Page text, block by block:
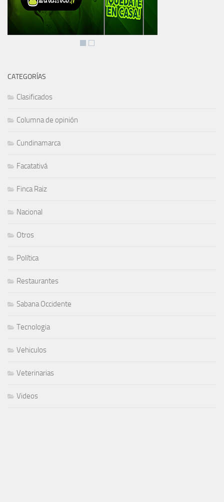
CATEGORÍAS
Clasificados
Columna de opinión
Cundinamarca
Facatativá
Finca Raiz
Nacional
Otros
Política
Restaurantes
Sabana Occidente
Tecnologia
Vehiculos
Veterinarias
Videos